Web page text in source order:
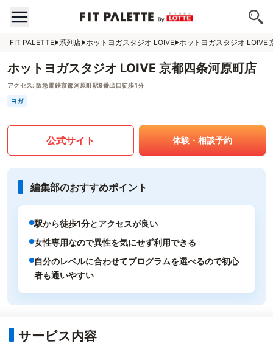
FIT PALETTE 系列店 ホットヨガスタジオ LOIVE ホットヨガスタジオ LOIVE
ホットヨガスタジオ LOIVE 京都四条河原町店
アクセス: 阪急電鉄京都河原町駅9番出口徒歩1分
ヨガ
公式サイト 体験・相談予約
編集部のおすすめポイント
駅から徒歩1分とアクセスが良い
女性専用なので異性を気にせず利用できる
自分のレベルに合わせてプログラムを選べるので初心
者も通いやすい
サービス内容